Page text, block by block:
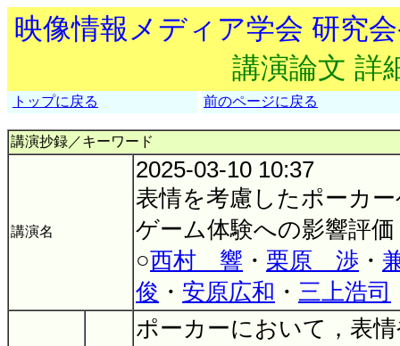
映像情報メディア学会 研究
講演論文 詳
トップに戻る 前のページに戻る
講演抄録／キーワード
講演名
2025-03-10 10:37
表情を考慮したポーカ
ゲーム体験への影響評価
○西村 響 ・ 栗原 渉 ・
俊 ・ 安原広和 ・ 三上浩司
ポーカーにおいて，表